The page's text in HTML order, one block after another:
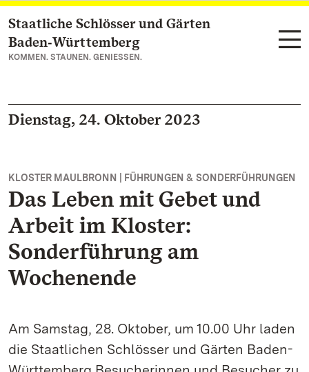
Zum Hauptinhalt springen
Staatliche Schlösser und Gärten
Baden‑Württemberg
KOMMEN. STAUNEN. GENIESSEN.
Dienstag, 24. Oktober 2023
KLOSTER MAULBRONN | FÜHRUNGEN & SONDERFÜHRUNGEN
Das Leben mit Gebet und
Arbeit im Kloster:
Sonderführung am
Wochenende
Am Samstag, 28. Oktober, um 10.00 Uhr laden
die Staatlichen Schlösser und Gärten Baden-